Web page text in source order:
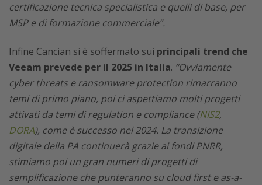
certificazione tecnica specialistica e quelli di base, per
MSP e di formazione commerciale”.
Infine Cancian si è soffermato sui principali trend che
Veeam prevede per il 2025 in Italia. “Ovviamente
cyber threats e ransomware protection rimarranno
temi di primo piano, poi ci aspettiamo molti progetti
attivati da temi di regulation e compliance (NIS2,
DORA), come è successo nel 2024. La transizione
digitale della PA continuerà grazie ai fondi PNRR,
stimiamo poi un gran numeri di progetti di
semplificazione che punteranno su cloud first e as-a-